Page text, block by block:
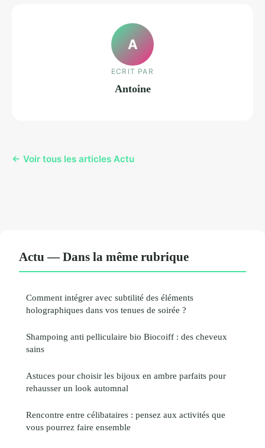
A
ECRIT PAR
Antoine
← Voir tous les articles Actu
Actu — Dans la même rubrique
Comment intégrer avec subtilité des éléments
holographiques dans vos tenues de soirée ?
Shampoing anti pelliculaire bio Biocoiff : des cheveux
sains
Astuces pour choisir les bijoux en ambre parfaits pour
rehausser un look automnal
Rencontre entre célibataires : pensez aux activités que
vous pourrez faire ensemble